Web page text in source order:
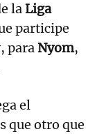
laLiga
participe
para Nyom,
el
que otro que